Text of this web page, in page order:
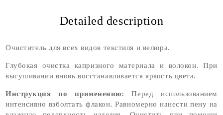
Detailed description
Очиститель для всех видов текстиля и велюра.
Глубокая очистка капризного материала и волокон. При
высушивании вновь восстанавливается яркость цвета.
Инструкция по применению:
Перед использованием
интенсивно взболтать флакон. Равномерно нанести пену на